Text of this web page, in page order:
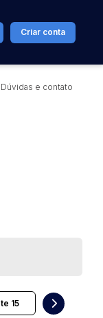
Criar conta
Dúvidas e contato